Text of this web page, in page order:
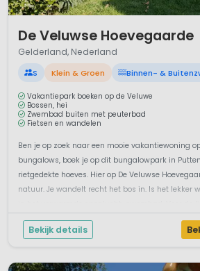
De Veluwse Hoevegaarde
Gelderland, Nederland
S Klein & Groen Binnen- &
Vakantiepark boeken op de Veluwe
Bossen, hei
Zwembad buiten met peuterbad
Fietsen en wandelen
Ben je op zoek naar een mooie vakantiewoning
bungalows, boek je op dit bungalowpark in
rietgedekte hoeves. Hier op De Veluwse
natuur. Je wandelt recht het bos in. Is het lekker
Bekijk details